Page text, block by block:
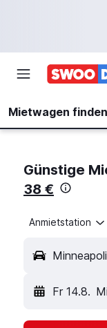
Mietwagen finden
Günstige
38 €
Anmietstation
Fr 14.8.